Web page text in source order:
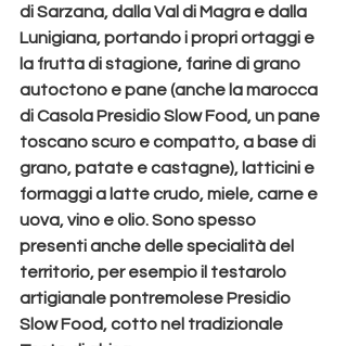
di Sarzana, dalla Val di Magra e dalla
Lunigiana, portando i propri ortaggi e
la frutta di stagione, farine di grano
autoctono e pane (anche la marocca
di Casola Presidio Slow Food, un pane
toscano scuro e compatto, a base di
grano, patate e castagne), latticini e
formaggi a latte crudo, miele, carne e
uova, vino e olio. Sono spesso
presenti anche delle specialità del
territorio, per esempio il testarolo
artigianale pontremolese Presidio
Slow Food, cotto nel tradizionale